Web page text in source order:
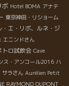
ボ Hotel BOMA アナテ
東京神田・リショーム
・エ・リボ、ルネ・ジ
エニンドさん
トロ試飲会 Cave
ス・アンコール2016 ハ
サラさん Aurélien Petit
RAYMOND DUPONT